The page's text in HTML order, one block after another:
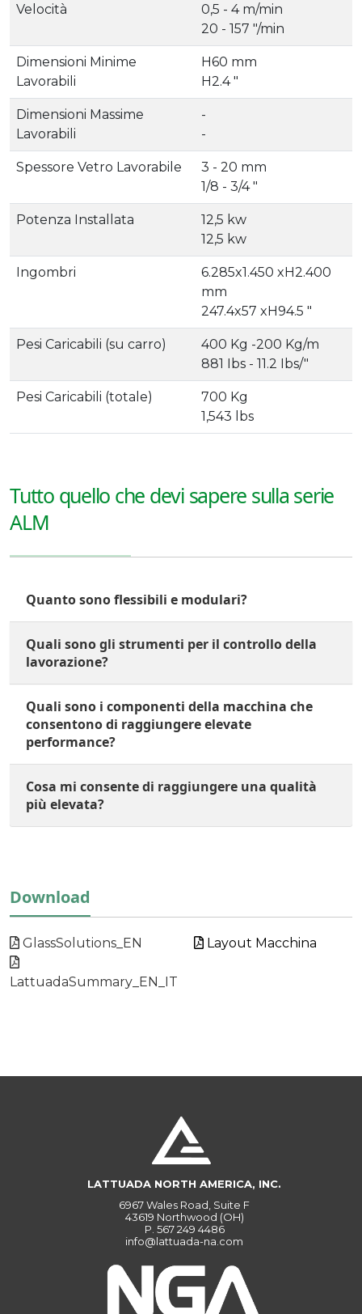
Velocità
0,5 - 4 m/min
20 - 157 "/min
Dimensioni Minime
Lavorabili
H60 mm
H2.4 "
Dimensioni Massime
Lavorabili
-
-
Spessore Vetro Lavorabile
3 - 20 mm
1/8 - 3/4 "
Potenza Installata
12,5 kw
12,5 kw
Ingombri
6.285x1.450 xH2.400
mm
247.4x57 xH94.5 "
Pesi Caricabili (su carro)
400 Kg -200 Kg/m
881 Ibs - 11.2 Ibs/"
Pesi Caricabili (totale)
700 Kg
1,543 lbs
Tutto quello che devi sapere sulla serie
ALM
Quanto sono flessibili e modulari?
Quali sono gli strumenti per il controllo della
lavorazione?
Quali sono i componenti della macchina che
consentono di raggiungere elevate
performance?
Cosa mi consente di raggiungere una qualità
più elevata?
Download
GlassSolutions_EN
LattuadaSummary_EN_IT
Layout Macchina
LATTUADA NORTH AMERICA, INC.
6967 Wales Road, Suite F
43619 Northwood (OH)
P. 567 249 4486
info@lattuada-na.com